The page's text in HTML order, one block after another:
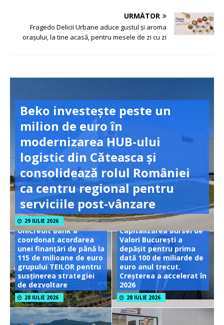
URMĂTOR
Fragedo Delicii Urbane aduce gustul și aroma
orașului, la tine acasă, pentru mesele de zi cu zi
Beko investește peste un
milion de euro în
modernizarea HUB-ului
logistic din Căteasca și
consolidează rolul României
ca centru regional pentru
serviciile post-vânzare
29 IULIE 2026
UniCredit Bank a
coordonat acordarea
unei finanțări de până la
115 de milioane de euro
grupului TEILOR pentru
susținerea strategiei
de dezvoltare
28 IULIE 2026
Capitalizarea Bursei de
Valori București a
depășit pentru prima
dată 100 de miliarde de
euro anul trecut.
Creșterea a accelerat în
2026
28 IULIE 2026